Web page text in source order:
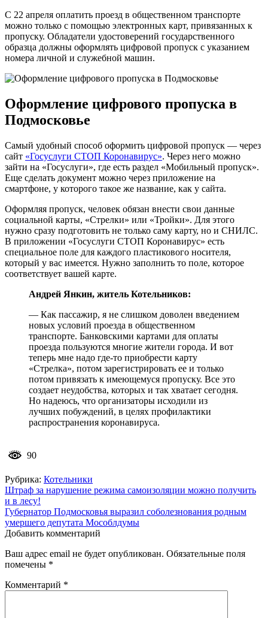
С 22 апреля оплатить проезд в общественном транспорте
можно только с помощью электронных карт, привязанных к
пропуску. Обладатели удостоверений государственного
образца должны оформлять цифровой пропуск с указанием
номера личной и служебной машин.
Оформление цифрового пропуска в
Подмосковье
Самый удобный способ оформить цифровой пропуск — через
сайт «Госуслуги СТОП Коронавирус». Через него можно
зайти на «Госуслуги», где есть раздел «Мобильный пропуск».
Еще сделать документ можно через приложение на
смартфоне, у которого такое же название, как у сайта.
Оформляя пропуск, человек обязан внести свои данные
социальной карты, «Стрелки» или «Тройки». Для этого
нужно сразу подготовить не только саму карту, но и СНИЛС.
В приложении «Госуслуги СТОП Коронавирус» есть
специальное поле для каждого пластикового носителя,
который у вас имеется. Нужно заполнить то поле, которое
соответствует вашей карте.
Андрей Янкин, житель Котельников:
— Как пассажир, я не слишком доволен введением
новых условий проезда в общественном
транспорте. Банковскими картами для оплаты
проезда пользуются многие жители города. И вот
теперь мне надо где-то приобрести карту
«Стрелка», потом зарегистрировать ее и только
потом привязать к имеющемуся пропуску. Все это
создает неудобства, которых и так хватает сегодня.
Но надеюсь, что организаторы исходили из
лучших побуждений, в целях профилактики
распространения коронавируса.
90
Рубрика: Котельники
Навигация
по
записям
Штраф за нарушение режима самоизоляции можно получить
и в лесу!
Губернатор Подмосковья выразил соболезнования родным
умершего депутата Мособлдумы
Добавить комментарий
Ваш адрес email не будет опубликован. Обязательные поля
помечены *
Комментарий *